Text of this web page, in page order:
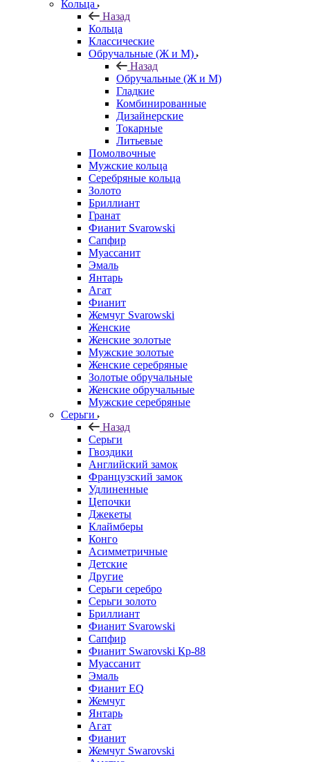
Кольца
Назад
Кольца
Классические
Обручальные (Ж и М)
Назад
Обручальные (Ж и М)
Гладкие
Комбинированные
Дизайнерские
Токарные
Литьевые
Помолвочные
Мужские кольца
Серебряные кольца
Золото
Бриллиант
Гранат
Фианит Svarowski
Сапфир
Муассанит
Эмаль
Янтарь
Агат
Фианит
Жемчуг Svarowski
Женские
Женские золотые
Мужские золотые
Женские серебряные
Золотые обручальные
Женские обручальные
Мужские серебряные
Серьги
Назад
Серьги
Гвоздики
Английский замок
Французский замок
Удлиненные
Цепочки
Джекеты
Клаймберы
Конго
Асимметричные
Детские
Другие
Серьги серебро
Серьги золото
Бриллиант
Фианит Svarowski
Сапфир
Фианит Swarovski Кр-88
Муассанит
Эмаль
Фианит EQ
Жемчуг
Янтарь
Агат
Фианит
Жемчуг Swarovski